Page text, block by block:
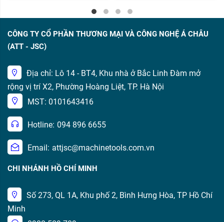
CÔNG TY CỔ PHẦN THƯƠNG MẠI VÀ CÔNG NGHỆ Á CHÂU
(ATT - JSC)
Địa chỉ: Lô 14 - BT4, Khu nhà ở Bắc Linh Đàm mở
rộng vị trí X2, Phường Hoàng Liệt, TP. Hà Nội
MST: 0101643416
Hotline: 094 896 6655
Email: attjsc@machinetools.com.vn
CHI NHÁNH HỒ CHÍ MINH
Số 273, QL 1A, Khu phố 2, Bình Hưng Hòa, TP Hồ Chí
Minh